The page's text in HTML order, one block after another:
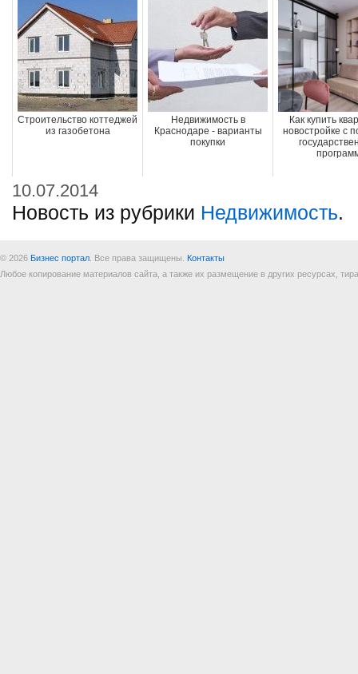
Строительство коттеджей
из газобетона
Недвижимость в
Краснодаре - варианты
покупки
Как купить
новостройке с
10.07.2014
Новость из рубрики Недвижимость.
© 2026 Бизнес портал . Все права защищены. Контакты
Любое копирование материалов сайта, а также их размещение в других ресурсах,